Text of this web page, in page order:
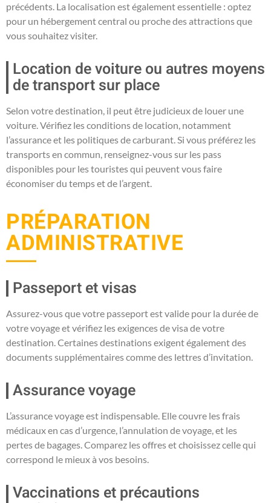
précédents. La localisation est également essentielle : optez
pour un hébergement central ou proche des attractions que
vous souhaitez visiter.
Location de voiture ou autres moyens
de transport sur place
Selon votre destination, il peut être judicieux de louer une
voiture. Vérifiez les conditions de location, notamment
l’assurance et les politiques de carburant. Si vous préférez les
transports en commun, renseignez-vous sur les pass
disponibles pour les touristes qui peuvent vous faire
économiser du temps et de l’argent.
PRÉPARATION
ADMINISTRATIVE
Passeport et visas
Assurez-vous que votre passeport est valide pour la durée de
votre voyage et vérifiez les exigences de visa de votre
destination. Certaines destinations exigent également des
documents supplémentaires comme des lettres d’invitation.
Assurance voyage
L’assurance voyage est indispensable. Elle couvre les frais
médicaux en cas d’urgence, l’annulation de voyage, et les
pertes de bagages. Comparez les offres et choisissez celle qui
correspond le mieux à vos besoins.
Vaccinations et précautions